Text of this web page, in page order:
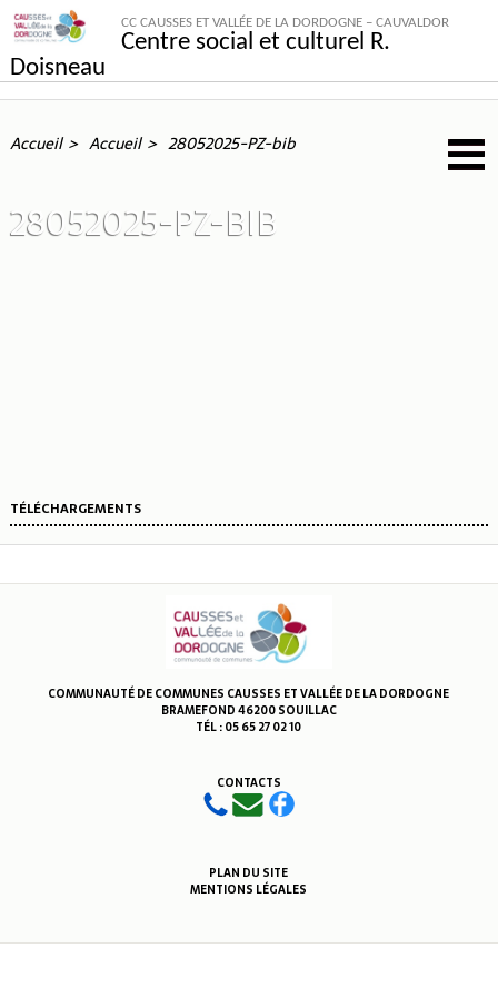
CC CAUSSES ET VALLÉE DE LA DORDOGNE – CAUVALDOR
Centre social et culturel R.
Doisneau
Accueil Accueil 28052025-PZ-bib
28052025-PZ-BIB
TÉLÉCHARGEMENTS
COMMUNAUTÉ DE COMMUNES CAUSSES ET VALLÉE DE LA DORDOGNE
BRAMEFOND 46200 SOUILLAC
TÉL : 05 65 27 02 10
CONTACTS
PLAN DU SITE
MENTIONS LÉGALES